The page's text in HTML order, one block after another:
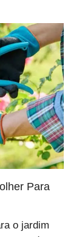
Para
o jardim